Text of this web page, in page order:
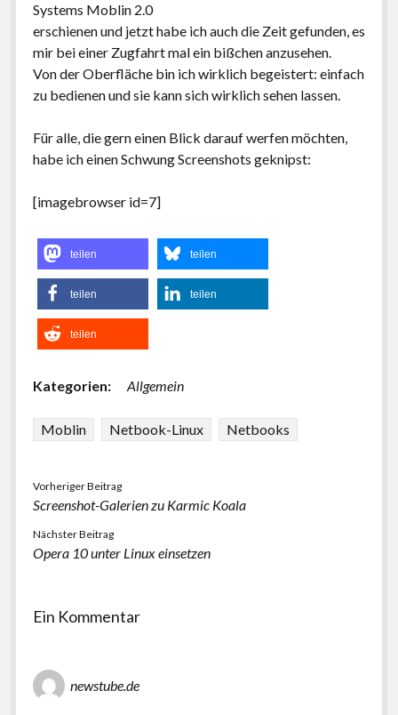
Systems Moblin 2.0
erschienen und jetzt habe ich auch die Zeit gefunden, es
mir bei einer Zugfahrt mal ein bißchen anzusehen.
Von der Oberfläche bin ich wirklich begeistert: einfach
zu bedienen und sie kann sich wirklich sehen lassen.
Für alle, die gern einen Blick darauf werfen möchten,
habe ich einen Schwung Screenshots geknipst:
[imagebrowser id=7]
teilen teilen
teilen teilen
teilen
Kategorien: Allgemein
Moblin Netbook-Linux Netbooks
Vorheriger Beitrag
Screenshot-Galerien zu Karmic Koala
Nächster Beitrag
Opera 10 unter Linux einsetzen
Ein Kommentar
newstube.de